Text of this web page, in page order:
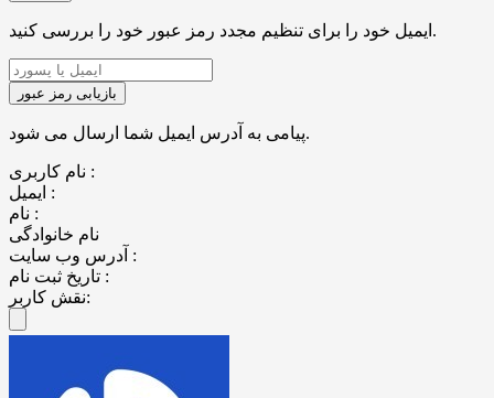
ایمیل خود را برای تنظیم مجدد رمز عبور خود را بررسی کنید.
پیامی به آدرس ایمیل شما ارسال می شود.
نام کاربری :
ایمیل :
نام :
نام خانوادگی
آدرس وب سایت :
تاریخ ثبت نام :
نقش کاربر: